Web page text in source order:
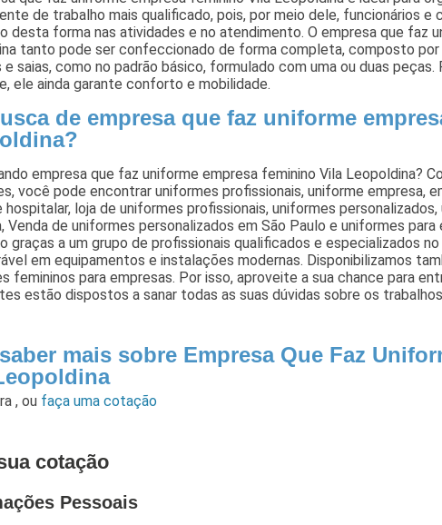
de trabalho mais qualificado, pois, por meio dele, funcionários
desta forma nas atividades e no atendimento. O empresa que faz
tanto pode ser confeccionado de forma completa, composto
saias, como no padrão básico, formulado com uma ou duas
ele ainda garante conforto e mobilidade.
de empresa que faz uniforme
empresa que faz uniforme empresa feminino Vila Leopoldina?
você pode encontrar uniformes profissionais, uniforme empresa,
hospitalar, loja de uniformes profissionais, uniformes
Venda de uniformes personalizados em São Paulo e uniformes
graças a um grupo de profissionais qualificados e especializados
em equipamentos e instalações modernas. Disponibilizamos
femininos para empresas. Por isso, aproveite a sua chance para
estão dispostos a sanar todas as suas dúvidas sobre os
mais sobre Empresa Que Faz
,ou faça uma cotação
cotação
Pessoais